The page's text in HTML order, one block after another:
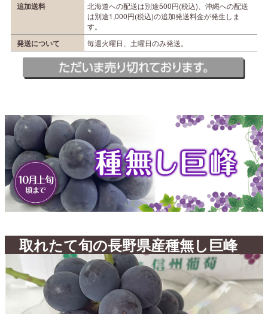
追加送料
北海道への配送は別途500円(税込)、沖縄への配送
は別途1,000円(税込)の追加発送料金が発生しま
す。
発送について 毎週火曜日、土曜日のみ発送。
取れたて旬の長野県産種無し巨峰